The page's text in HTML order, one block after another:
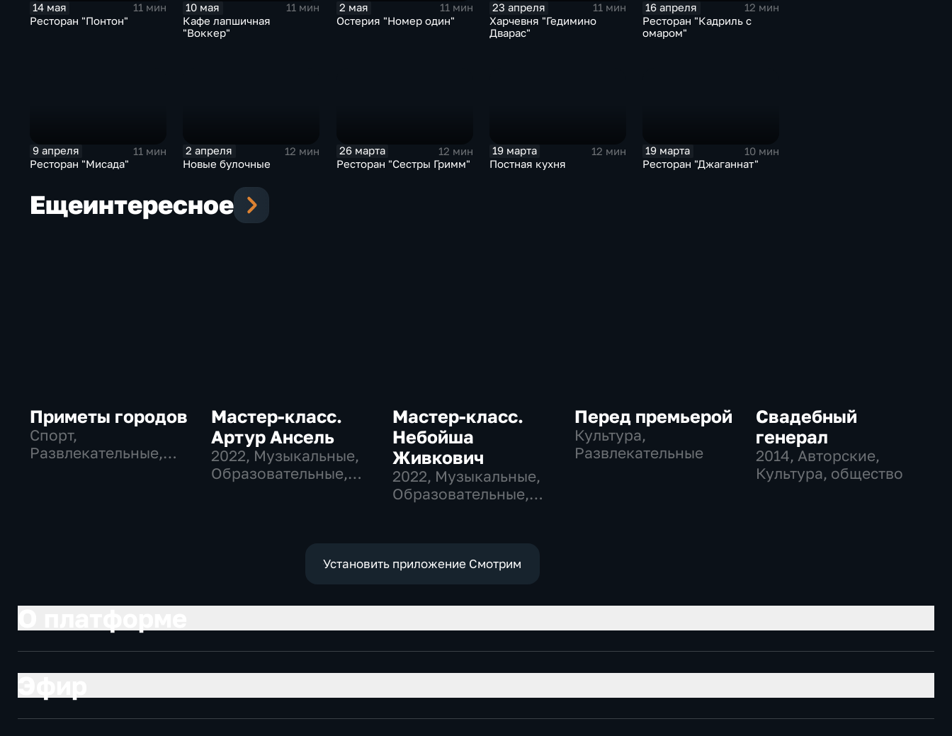
14 мая
11 мин
Ресторан "Понтон"
10 мая
11 мин
Кафе лапшичная
"Воккер"
2 мая
11 мин
Остерия "Номер один"
23 апреля
11 мин
Харчевня "Гедимино
Дварас"
16 апреля
12 мин
Ресторан "Кадриль с
омаром"
9 апреля
11 мин
Ресторан "Мисада"
2 апреля
12 мин
Новые булочные
26 марта
12 мин
Ресторан "Сестры Гримм"
19 марта
12 мин
Постная кухня
19 марта
10 мин
Ресторан "Джаганнат"
Ещеинтересное
Приметы городов
Спорт,
Развлекательные,
Мастер-класс.
Артур Ансель
2022, Музыкальные,
Образовательные,
Мастер-класс.
Небойша
Живкович
2022, Музыкальные,
Образовательные,
Перед премьерой
Культура,
Развлекательные
Свадебный
генерал
2014, Авторские,
Культура, общество
Установить приложение Смотрим